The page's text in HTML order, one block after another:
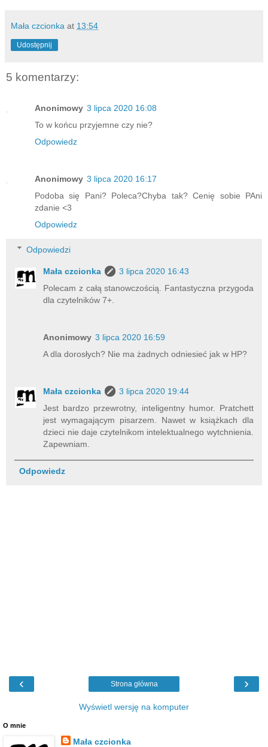
Mała czcionka at 13:54
Udostępnij
5 komentarzy:
Anonimowy 3 lipca 2020 16:08
To w końcu przyjemne czy nie?
Odpowiedz
Anonimowy 3 lipca 2020 16:17
Podoba się Pani? Poleca?Chyba tak? Cenię sobie PAni
zdanie <3
Odpowiedz
Odpowiedzi
Mała czcionka
3 lipca 2020 16:43
Polecam z całą stanowczością. Fantastyczna przygoda
dla czytelników 7+.
Anonimowy 3 lipca 2020 16:59
A dla dorosłych? Nie ma żadnych odniesieć jak w HP?
Mała czcionka
3 lipca 2020 19:44
Jest bardzo przewrotny, inteligentny humor. Pratchett
jest wymagającym pisarzem. Nawet w książkach dla
dzieci nie daje czytelnikom intelektualnego wytchnienia.
Zapewniam.
Odpowiedz
‹ ›
Strona główna
Wyświetl wersję na komputer
O mnie
Mała czcionka